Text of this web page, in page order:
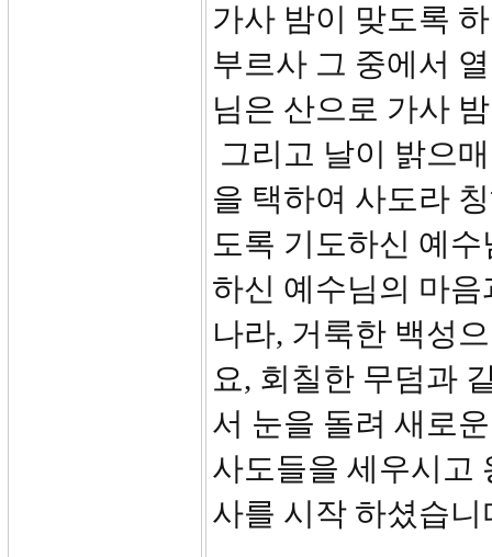
가사 밤이 맞도록
부르사 그 중에서
님은 산으로 가사
그리고 날이 밝으
을 택하여 사도라
도록 기도하신 예
하신 예수님의 마
나라, 거룩한 백성
요, 회칠한 무덤과
서 눈을 돌려 새로
사도들을 세우시고
사를 시작 하셨습